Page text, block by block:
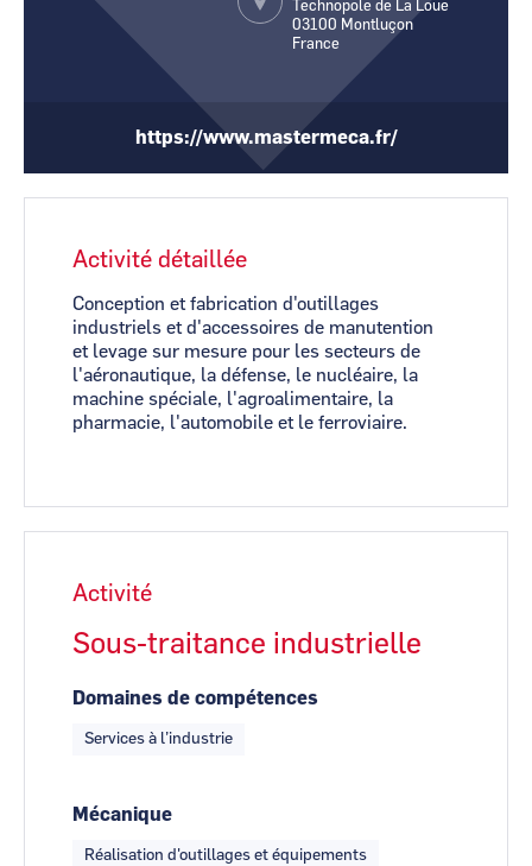
CCI Business
Pays de la Loire
CCI Business
Pays de la Loire
Technopole de La Loue
03100 Montluçon
France
https://www.mastermeca.fr/
Activité détaillée
Conception et fabrication d'outillages
industriels et d'accessoires de manutention
et levage sur mesure pour les secteurs de
l'aéronautique, la défense, le nucléaire, la
machine spéciale, l'agroalimentaire, la
pharmacie, l'automobile et le ferroviaire.
Activité
Sous-traitance industrielle
Domaines de compétences
Services à l’industrie
Mécanique
Réalisation d'outillages et équipements